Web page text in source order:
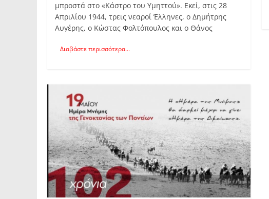
μπροστά στο «Κάστρο του Υμηττού». Εκεί, στις 28
Απριλίου 1944, τρεις νεαροί Έλληνες, ο Δημήτρης
Αυγέρης, ο Κώστας Φολτόπουλος και ο Θάνος
Διαβάστε περισσότερα...